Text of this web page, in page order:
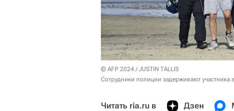
© AFP 2024 / JUSTIN TALLIS
Сотрудники полиции задерживают участника
Читать ria.ru в Дзен